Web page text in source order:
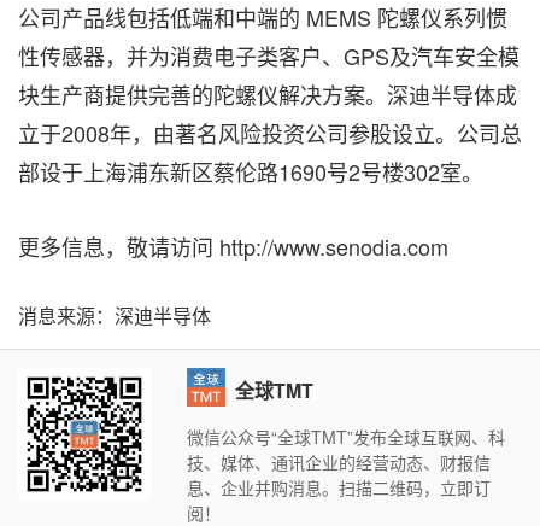
公司产品线包括低端和中端的 MEMS 陀螺仪系列惯
性传感器，并为消费电子类客户、GPS及汽车安全模
块生产商提供完善的陀螺仪解决方案。深迪半导体成
立于2008年，由著名风险投资公司参股设立。公司总
部设于上海浦东新区蔡伦路1690号2号楼302室。
更多信息，敬请访问 http://www.senodia.com
消息来源：深迪半导体
全球TMT
微信公众号“全球TMT”发布全球互联网、科
技、媒体、通讯企业的经营动态、财报信
息、企业并购消息。扫描二维码，立即订
阅！